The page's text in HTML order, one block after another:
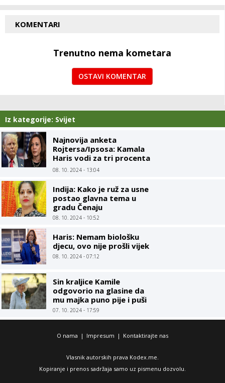
KOMENTARI
Trenutno nema kometara
OSTAVI KOMENTAR
Iz kategorije: Svijet
Najnovija anketa
Rojtersa/Ipsosa: Kamala
Haris vodi za tri procenta
u odnosu na Trampa
08. 10. 2024 - 13:04
Indija: Kako je ruž za usne
postao glavna tema u
gradu Čenaju
08. 10. 2024 - 10:52
Haris: Nemam biološku
djecu, ovo nije prošli vijek
08. 10. 2024 - 07:12
Sin kraljice Kamile
odgovorio na glasine da
mu majka puno pije i puši
07. 10. 2024 - 17:59
O nama | Impresum | Kontaktirajte nas
Vlasnik autorskih prava Kodex.me.
Kopiranje i prenos sadržaja samo uz pismenu dozvolu.